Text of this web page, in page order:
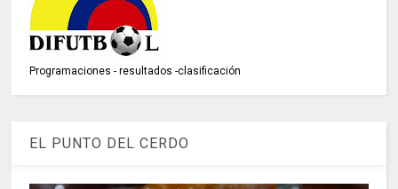
Programaciones - resultados -clasificación
EL PUNTO DEL CERDO